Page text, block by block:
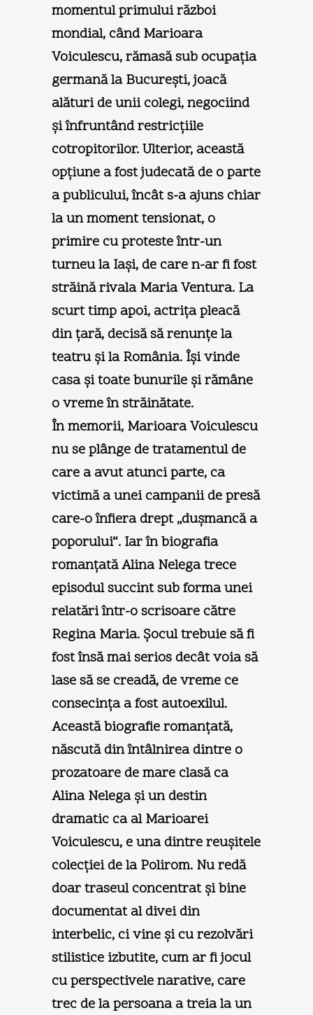
momentul primului război
mondial, când Marioara
Voiculescu, rămasă sub ocupaţia
germană la Bucureşti, joacă
alături de unii colegi, negociind
şi înfruntând restricţiile
cotropitorilor. Ulterior, această
opţiune a fost judecată de o parte
a publicului, încât s-a ajuns chiar
la un moment tensionat, o
primire cu proteste într-un
turneu la Iaşi, de care n-ar fi fost
străină rivala Maria Ventura. La
scurt timp apoi, actriţa pleacă
din ţară, decisă să renunţe la
teatru şi la România. Îşi vinde
casa şi toate bunurile şi rămâne
o vreme în străinătate.
În memorii, Marioara Voiculescu
nu se plânge de tratamentul de
care a avut atunci parte, ca
victimă a unei campanii de presă
care-o înfiera drept „duşmancă a
poporului“. Iar în biografia
romanţată Alina Nelega trece
episodul succint sub forma unei
relatări într-o scrisoare către
Regina Maria. Şocul trebuie să fi
fost însă mai serios decât voia să
lase să se creadă, de vreme ce
consecinţa a fost autoexilul.
Această biografie romanţată,
născută din întâlnirea dintre o
prozatoare de mare clasă ca
Alina Nelega şi un destin
dramatic ca al Marioarei
Voiculescu, e una dintre reuşitele
colecţiei de la Polirom. Nu redă
doar traseul concentrat şi bine
documentat al divei din
interbelic, ci vine şi cu rezolvări
stilistice izbutite, cum ar fi jocul
cu perspectivele narative, care
trec de la persoana a treia la un